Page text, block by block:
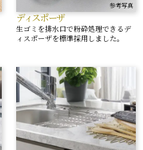
参考写真
ディスポーザ
生ゴミを排水口で粉砕処理できるデ
ィスポーザを標準採用しました。